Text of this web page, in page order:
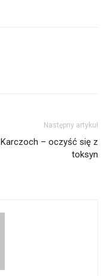
Następny artykuł
Karczoch – oczyść się z
toksyn